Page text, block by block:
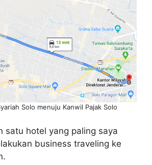
Solo menuju Kanwil Pajak Solo
satu hotel yang paling saya
business traveling ke